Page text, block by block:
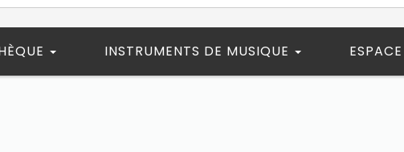
INSTRUMENTS DE MUSIQUE